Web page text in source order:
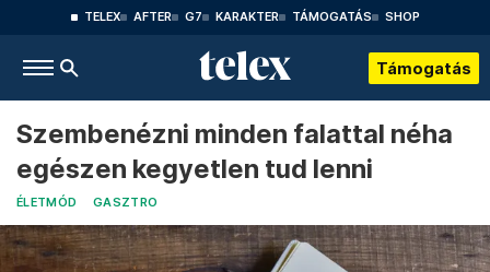
TELEX AFTER G7 KARAKTER TÁMOGATÁS SHOP
Támogatás
Szembenézni minden falattal néha
egészen kegyetlen tud lenni
ÉLETMÓD GASZTRO